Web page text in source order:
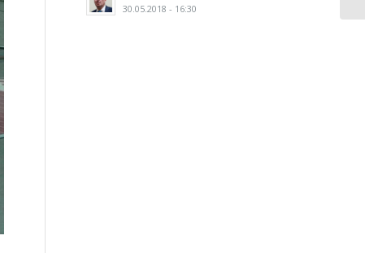
30.05.2018 - 16:30